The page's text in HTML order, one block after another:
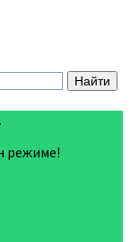
режиме!